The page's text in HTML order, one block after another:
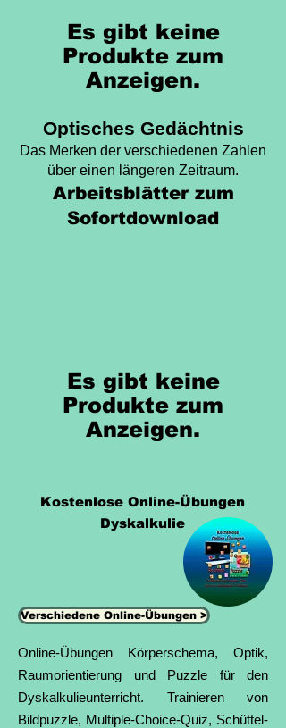
Es gibt keine
Produkte zum
Anzeigen.
Optisches Gedächtnis
Das Merken der verschiedenen Zahlen
über einen längeren Zeitraum.
Arbeitsblätter zum
Sofortdownload
Es gibt keine
Produkte zum
Anzeigen.
Kostenlose Online-Übungen
Dyskalkulie
Verschiedene Online-Übungen >
Online-Übungen Körperschema, Optik,
Raumorientierung und Puzzle für den
Dyskalkulieunterricht. Trainieren von
Bildpuzzle, Multiple-Choice-Quiz, Schüttel-